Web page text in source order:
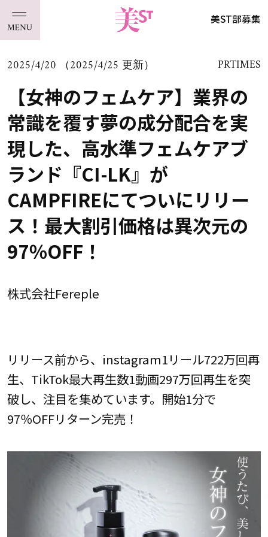
美ST部募集
2025/4/20 （2025/4/25 更新） PRTIMES
【女神のフェムケア】業界の
常識を覆す夢の成分配合を実
現した、高水準フェムケアブ
ランド『CI-LK』が
CAMPFIREにてついにリリー
ス！最大割引価格は異次元の
97％OFF！
株式会社Fereple
リリース前から、instagram1リール722万回再
生、TikTok最大再生数1動画297万回再生を突
破し、注目を集めています。開始1分で
97％OFFリターン完売！